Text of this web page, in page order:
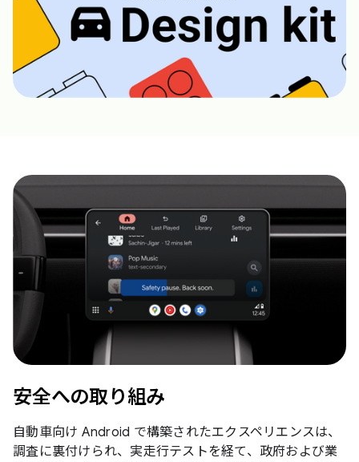
安全への取り組み
自動車向け Android で構築されたエクスペリエンスは、
調査に裏付けられ、実走行テストを経て、政府および業